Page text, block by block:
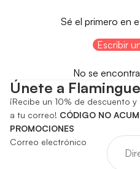
Sé el primero en
Escribir
No se
Únete a
¡Recibe un 10% de descuento
a tu correo! CÓDIGO NO
PROMOCIONES
Correo electrónico